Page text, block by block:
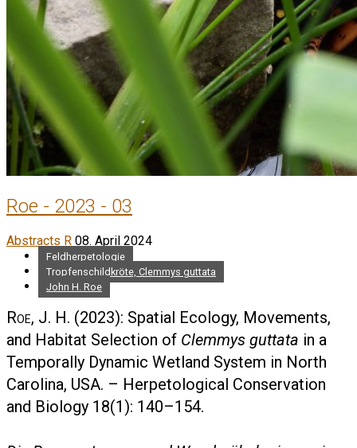
Roe - 2023 - 03
Abstracts R 08. April 2024
Feldherpetologie
Tropfenschildkröte, Clemmys guttata
John H. Roe
Roe, J. H. (2023): Spatial Ecology, Movements,
and Habitat Selection of Clemmys guttata in a
Temporally Dynamic Wetland System in North
Carolina, USA. – Herpetological Conservation
and Biology 18(1): 140–154.